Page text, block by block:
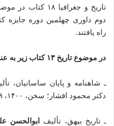
تاریخ و جغرافیا
دوم داوری چهلمین دوره جایزه
راه یافتند.
در موضوع تاریخ ۱۳ کتاب زیر به عنوان نامزد معرفی شدند:
ـ شاهنامه و پایان ساسانیان،
دکتر محمود افشار؛ سخن، ۱۴۰۰، ۴۵۹ ص.
ـ تاریخ بیهق، تألیف ابوالحسن